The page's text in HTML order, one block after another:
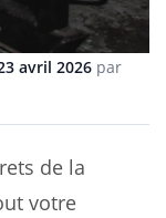
avril 2026 par
de la
votre